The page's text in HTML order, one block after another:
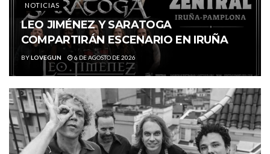
NOTICIAS
LEO JIMÉNEZ Y SARATOGA
COMPARTIRÁN ESCENARIO EN IRUÑA
BYLOVEGUN 6 DE AGOSTO DE 2026